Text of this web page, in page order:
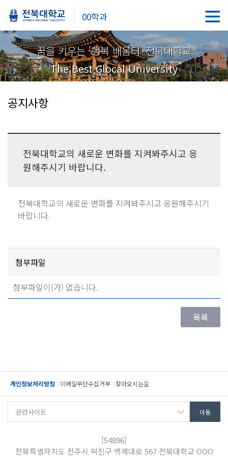
00학과
꿈을 키우는 '행복 배움터' 전북대학교
The Best Glocal University
공지사항
전북대학교의 새로운 변화를 지켜봐주시고 응
원해주시기 바랍니다.
전북대학교의 새로운 변화를 지켜봐주시고 응원해주시기
바랍니다.
첨부파일
첨부파일이(가) 없습니다.
개인정보처리방침 이메일무단수집거부 찾아오시는길
[54896]
전북특별자치도 전주시 덕진구 백제대로 567 전북대학교 OOO